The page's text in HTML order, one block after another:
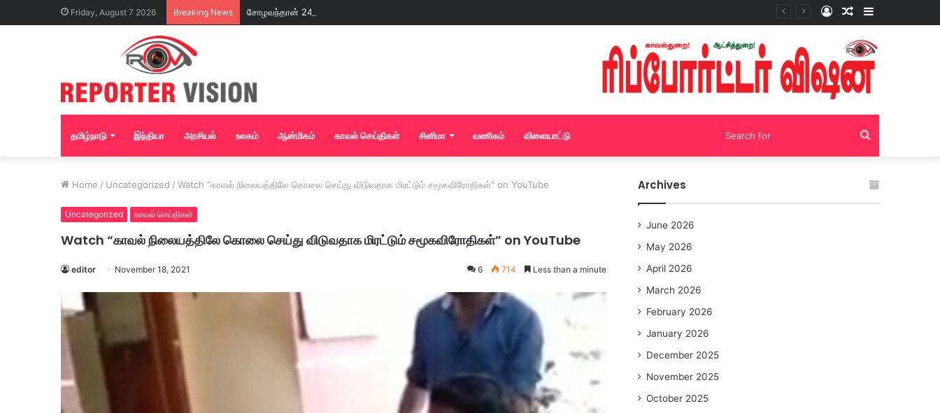
Friday, August 7 2026 Breaking News Sidebar
Random
Log
தமிழ்நாடு இந்தியா அரசியல் உலகம் ஆன்மிகம் காவல் செய்திகள் சினிமா வணிகம் விளையாட்டு Search
Home / Uncategorized / Watch “காவல் நிலையத்திலே கொலை செய்து விடுவதாக மிரட்டும் சமூகவிரோதிகள்” on YouTube
Uncategorized காவல் செய்திகள்
Watch “காவல் நிலையத்திலே கொலை செய்து விடுவதாக மிரட்டும் சமூகவிரோதிகள்” on YouTube
editor November 18, 2021 6 714 Less than a minute
Archives
June 2026
May 2026
April 2026
March 2026
February 2026
January 2026
December 2025
November 2025
October 2025